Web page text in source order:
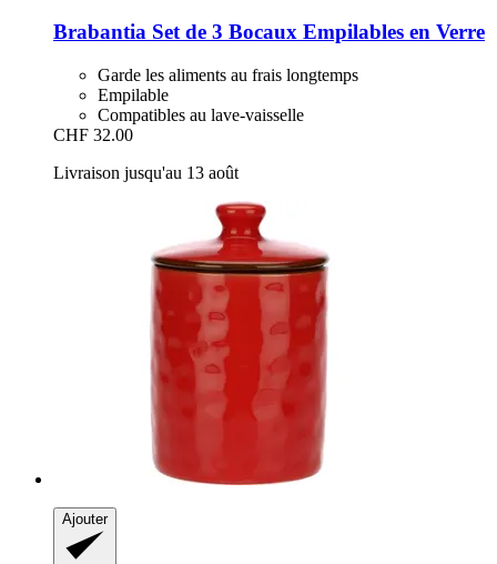
Brabantia Set de 3 Bocaux Empilables en Verre
Garde les aliments au frais longtemps
Empilable
Compatibles au lave-vaisselle
CHF 32.00
Livraison jusqu'au 13 août
Ajouter